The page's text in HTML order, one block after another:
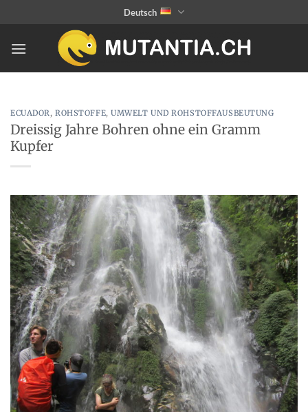
springen
Deutsch
ECUADOR,ROHSTOFFE,UMWELT UND ROHSTOFFAUSBEUTUNG
Dreissig Jahre Bohren ohne ein Gramm
Kupfer